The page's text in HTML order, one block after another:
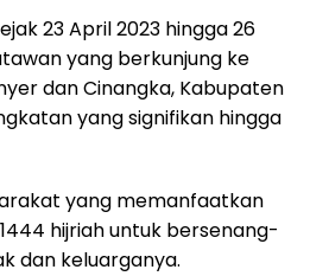
23 April 2023 hingga 26
yang berkunjung ke
dan Cinangka, Kabupaten
yang signifikan hingga
yang memanfaatkan
hijriah untuk bersenang-
dan keluarganya.